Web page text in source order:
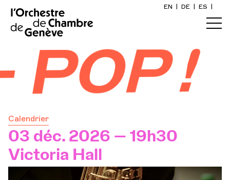
EN DE ES
!
Calendrier
03 déc. 2026 — 19h30
Victoria Hall
Accueil
Calendrier
Infos pratiques
Explorer